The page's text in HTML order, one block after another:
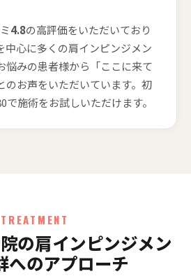
4.8の高評価をいただいており
中心に多くの肩インピンジメン
悩みの患者様から「ここに来て
のお声をいただいています。初
で施術をお試しいただけます。
TREATMENT
の肩インピンジメン
へのアプローチ